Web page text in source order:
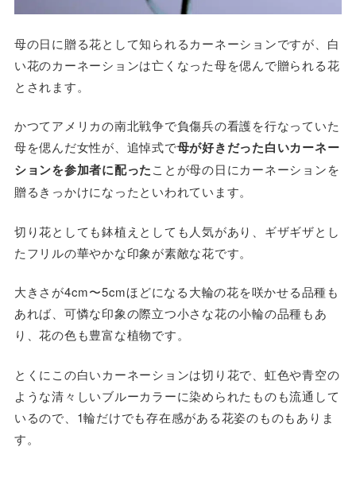
母の日に贈る花として知られるカーネーションですが、白
い花のカーネーションは亡くなった母を偲んで贈られる花
とされます。
かつてアメリカの南北戦争で負傷兵の看護を行なっていた
母を偲んだ女性が、追悼式で母が好きだった白いカーネー
ションを参加者に配ったことが母の日にカーネーションを
贈るきっかけになったといわれています。
切り花としても鉢植えとしても人気があり、ギザギザとし
たフリルの華やかな印象が素敵な花です。
大きさが4cm〜5cmほどになる大輪の花を咲かせる品種も
あれば、可憐な印象の際立つ小さな花の小輪の品種もあ
り、花の色も豊富な植物です。
とくにこの白いカーネーションは切り花で、虹色や青空の
ような清々しいブルーカラーに染められたものも流通して
いるので、1輪だけでも存在感がある花姿のものもありま
す。